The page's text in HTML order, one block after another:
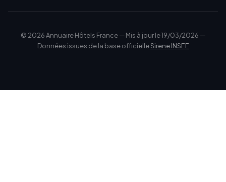
© 2026 Annuaire Hôtels France — Mis à jour le 19/03/2026 —
Données issues de la base officielleSirene INSEE